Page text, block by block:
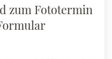
zum Fototermin